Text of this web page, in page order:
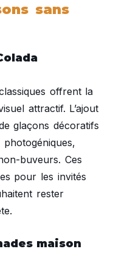
sans
offrent la
attractif. L’ajout
glaçons décoratifs
buveurs. Ces
pour les invités
rester
maison